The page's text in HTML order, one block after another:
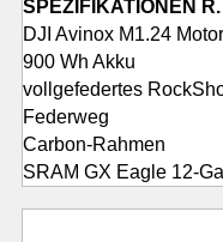
SPEZIFIKATIONEN
DJI Avinox M1.24
900 Wh Akku
vollgefedertes
Federweg
Carbon-Rahmen
SRAM GX Eagle 12-